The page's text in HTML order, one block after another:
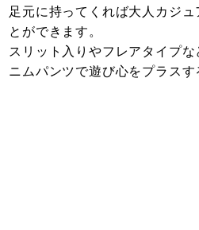
足元に持ってくれば大人カジ
とができます。
スリット入りやフレアタイプ
ニムパンツで遊び心をプラスす